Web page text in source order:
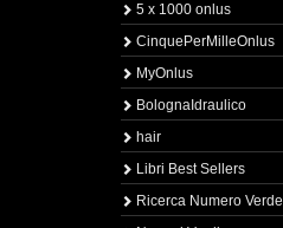
5 x 1000 onlus
CinquePerMilleOnlus
MyOnlus
BolognaIdraulico
hair
Libri Best Sellers
Ricerca Numero Verde